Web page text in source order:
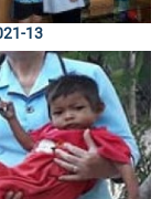
13